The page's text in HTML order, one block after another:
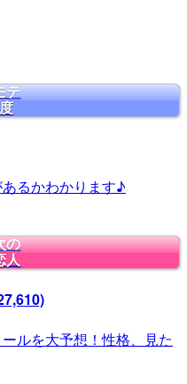
テ
度
るかわかります♪
の
人
ルを大予想！性格、見た